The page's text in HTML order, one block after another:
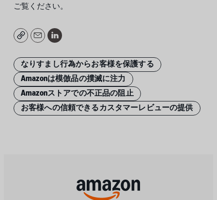
ご覧ください。
CopyEmailLinkedIn
なりすまし行為からお客様を保護する
Amazonは模倣品の撲滅に注力
Amazonストアでの不正品の阻止
お客様への信頼できるカスタマーレビューの提供